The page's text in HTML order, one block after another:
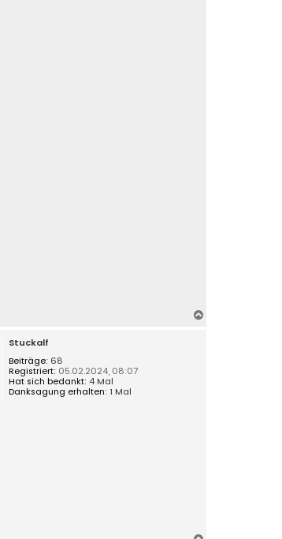
Stuckalf
Beiträge: 68
Registriert: 05.02.2024, 08:07
Hat sich bedankt: 4 Mal
Danksagung erhalten: 1 Mal